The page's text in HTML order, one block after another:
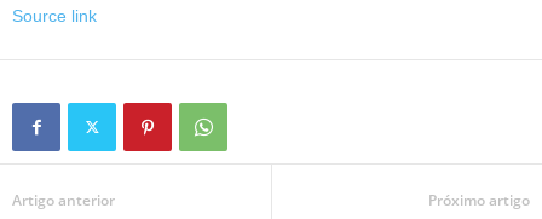
Source link
Artigo anterior Próximo artigo